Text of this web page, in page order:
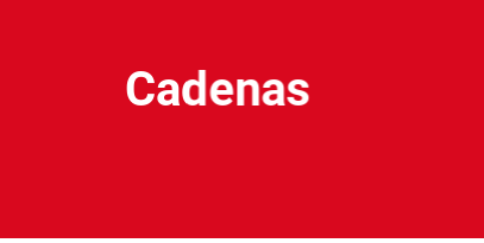
Cadenas